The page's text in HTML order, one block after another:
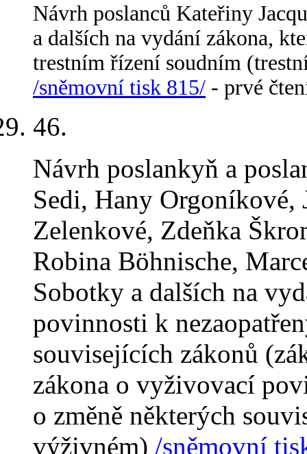
Návrh poslanců Kateřiny
a dalších na vydání zákona,
trestním řízení soudním
/sněmovní tisk 815/ - prvé
46.
Návrh poslankyň a
Sedi, Hany
Zelenkové, Zdeňka
Robina Böhnische,
Sobotky a dalších na
povinnosti k
souvisejících zákonů
zákona o vyživovací
o změně některých
výživném) /sněmovní